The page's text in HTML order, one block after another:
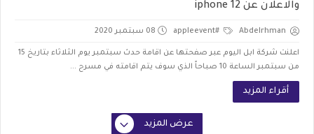
والاعلان عن iphone 12
Abdelrhman
#appleevent 08 سبتمبر 2020
اعلنت شركة ابل اليوم عبر صفحتها عن اقامة حدث سبتمبر يوم الثلاثاء بتاريخ 15
من سبتمبر الساعة 10 صباحاً الذي سوف يتم اقامته في مسرح ...
أقراء المزيد
عرض المزيد